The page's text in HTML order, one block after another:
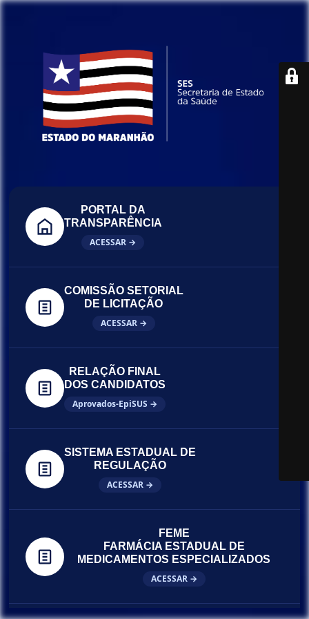
PORTAL DA
TRANSPARÊNCIA
ACESSAR →
COMISSÃO SETORIAL
DE LICITAÇÃO
ACESSAR →
RELAÇÃO FINAL
DOS CANDIDATOS
Aprovados-EpiSUS →
SISTEMA ESTADUAL DE
REGULAÇÃO
ACESSAR →
FEME
FARMÁCIA ESTADUAL DE
MEDICAMENTOS ESPECIALIZADOS
ACESSAR →